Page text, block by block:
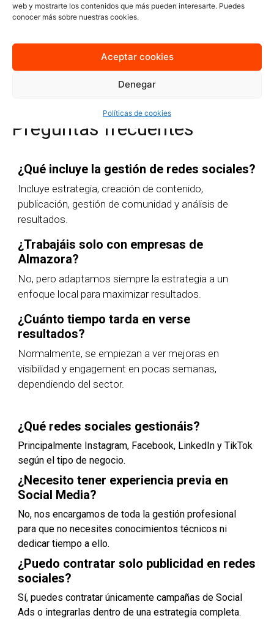
web y mostrarte los contenidos que más pueden interesarte. Puedes
conocer más sobre nuestras cookies.
Aceptar cookies
Denegar
Políticas de cookies
En AJA Publicidad te ayudamos a crecer en Social Media con
estrategias reales, cercanas y orientadas a resultados.
Quiero más información
Preguntas frecuentes
¿Qué incluye la gestión de redes sociales?
Incluye estrategia, creación de contenido,
publicación, gestión de comunidad y análisis de
resultados.
¿Trabajáis solo con empresas de
Almazora?
No, pero adaptamos siempre la estrategia a un
enfoque local para maximizar resultados.
¿Cuánto tiempo tarda en verse
resultados?
Normalmente, se empiezan a ver mejoras en
visibilidad y engagement en pocas semanas,
dependiendo del sector.
¿Qué redes sociales gestionáis?
Principalmente Instagram, Facebook, LinkedIn y TikTok
según el tipo de negocio.
¿Necesito tener experiencia previa en
Social Media?
No, nos encargamos de toda la gestión profesional
para que no necesites conocimientos técnicos ni
dedicar tiempo a ello.
¿Puedo contratar solo publicidad en redes
sociales?
Sí, puedes contratar únicamente campañas de Social
Ads o integrarlas dentro de una estrategia completa.